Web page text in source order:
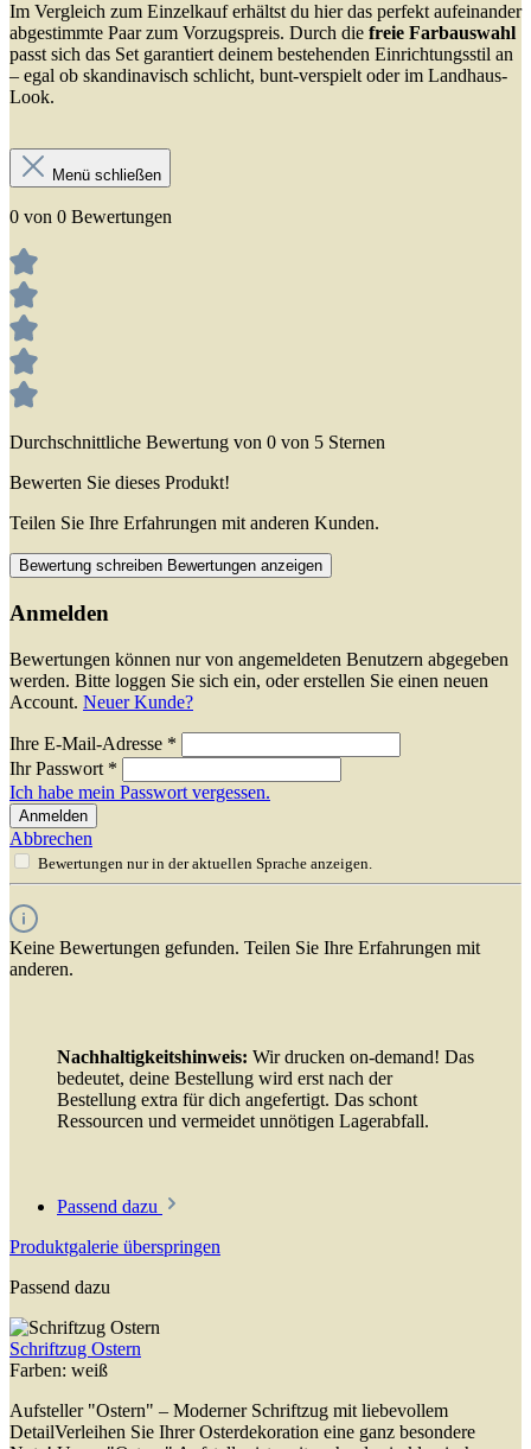
Im Vergleich zum Einzelkauf erhältst du hier das perfekt aufeinander
abgestimmte Paar zum Vorzugspreis. Durch die freie Farbauswahl
passt sich das Set garantiert deinem bestehenden Einrichtungsstil an
– egal ob skandinavisch schlicht, bunt-verspielt oder im Landhaus-
Look.
Menü schließen
0 von 0 Bewertungen
Durchschnittliche Bewertung von 0 von 5 Sternen
Bewerten Sie dieses Produkt!
Teilen Sie Ihre Erfahrungen mit anderen Kunden.
Bewertung schreiben Bewertungen anzeigen
Anmelden
Bewertungen können nur von angemeldeten Benutzern abgegeben
werden. Bitte loggen Sie sich ein, oder erstellen Sie einen neuen
Account. Neuer Kunde?
Ihre E-Mail-Adresse *
Ihr Passwort *
Ich habe mein Passwort vergessen.
Anmelden
Abbrechen
Bewertungen nur in der aktuellen Sprache anzeigen.
Keine Bewertungen gefunden. Teilen Sie Ihre Erfahrungen mit
anderen.
Nachhaltigkeitshinweis: Wir drucken on-demand! Das
bedeutet, deine Bestellung wird erst nach der
Bestellung extra für dich angefertigt. Das schont
Ressourcen und vermeidet unnötigen Lagerabfall.
Passend dazu
Produktgalerie überspringen
Passend dazu
Schriftzug Ostern
Farben: weiß
Aufsteller "Ostern" – Moderner Schriftzug mit liebevollem
DetailVerleihen Sie Ihrer Osterdekoration eine ganz besondere